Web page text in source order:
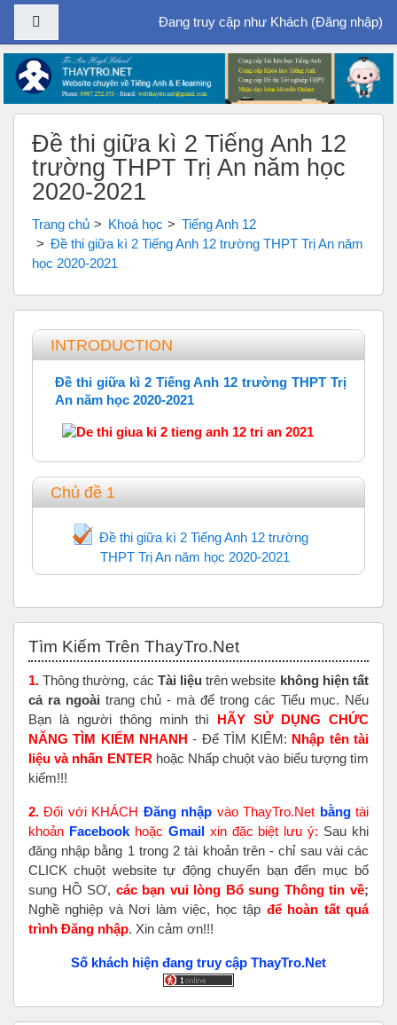
Chuyển tới nội dung chính
Bảng điều khiển cạnhĐang truy cập như Khách (Đăng nhập)
Đề thi giữa kì 2 Tiếng Anh 12
trường THPT Trị An năm học
2020-2021
Trang chủ Khoá học
Tiếng Anh 12
Đề thi giữa kì 2 Tiếng Anh 12 trường THPT Trị An năm
học 2020-2021
Tổng quan các chủ đề
INTRODUCTION
Đề thi giữa kì 2 Tiếng Anh 12 trường THPT Trị
An năm học 2020-2021
Chủ đề 1
Đề thi giữa kì 2 Tiếng Anh 12 trường
THPT Trị An năm học 2020-2021Trắc nghiệm
Tìm Kiếm Trên ThayTro.Net
1. Thông thường, các Tài liệu trên website không hiện tất
cả ra ngoài trang chủ - mà để trong các Tiểu mục. Nếu
Bạn là người thông minh thì HÃY SỬ DỤNG CHỨC
NĂNG TÌM KIẾM NHANH - Để TÌM KIẾM: Nhập tên tài
liệu và nhấn ENTER hoặc Nhấp chuột vào biểu tượng tìm
kiếm!!!
2. Đối với KHÁCH Đăng nhập vào ThayTro.Net bằngtài
khoản Facebook hoặc Gmailxin đặc biệt lưu ý: Sau khi
đăng nhập bằng 1 trong 2 tài khoản trên - chỉ sau vài các
CLICK chuột website tự động chuyển bạn đến mục bổ
sung HỒ SƠ, các bạn vui lòng Bổ sung Thông tin về;
Nghề nghiệp và Nơi làm việc, học tập để hoàn tấtquá
trình Đăng nhập. Xin cảm ơn!!!
Số khách hiện đang truy cập ThayTro.Net